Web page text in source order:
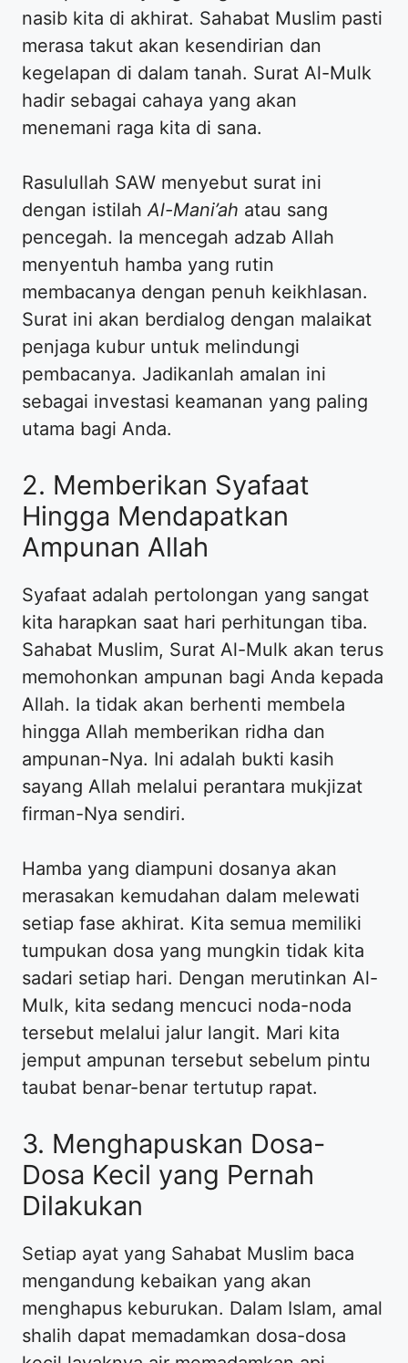
nasib kita di akhirat. Sahabat Muslim pasti
merasa takut akan kesendirian dan
kegelapan di dalam tanah. Surat Al-Mulk
hadir sebagai cahaya yang akan
menemani raga kita di sana.
Rasulullah SAW menyebut surat ini
dengan istilah Al-Mani’ah atau sang
pencegah. Ia mencegah adzab Allah
menyentuh hamba yang rutin
membacanya dengan penuh keikhlasan.
Surat ini akan berdialog dengan malaikat
penjaga kubur untuk melindungi
pembacanya. Jadikanlah amalan ini
sebagai investasi keamanan yang paling
utama bagi Anda.
2. Memberikan Syafaat
Hingga Mendapatkan
Ampunan Allah
Syafaat adalah pertolongan yang sangat
kita harapkan saat hari perhitungan tiba.
Sahabat Muslim, Surat Al-Mulk akan terus
memohonkan ampunan bagi Anda kepada
Allah. Ia tidak akan berhenti membela
hingga Allah memberikan ridha dan
ampunan-Nya. Ini adalah bukti kasih
sayang Allah melalui perantara mukjizat
firman-Nya sendiri.
Hamba yang diampuni dosanya akan
merasakan kemudahan dalam melewati
setiap fase akhirat. Kita semua memiliki
tumpukan dosa yang mungkin tidak kita
sadari setiap hari. Dengan merutinkan Al-
Mulk, kita sedang mencuci noda-noda
tersebut melalui jalur langit. Mari kita
jemput ampunan tersebut sebelum pintu
taubat benar-benar tertutup rapat.
3. Menghapuskan Dosa-
Dosa Kecil yang Pernah
Dilakukan
Setiap ayat yang Sahabat Muslim baca
mengandung kebaikan yang akan
menghapus keburukan. Dalam Islam, amal
shalih dapat memadamkan dosa-dosa